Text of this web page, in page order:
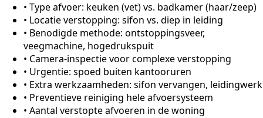
• Type afvoer: keuken (vet) vs. badkamer (haar/zeep)
• Locatie verstopping: sifon vs. diep in leiding
• Benodigde methode: ontstoppingsveer,
veegmachine, hogedrukspuit
• Camera-inspectie voor complexe verstopping
• Urgentie: spoed buiten kantooruren
• Extra werkzaamheden: sifon vervangen, leidingwerk
• Preventieve reiniging hele afvoersysteem
• Aantal verstopte afvoeren in de woning